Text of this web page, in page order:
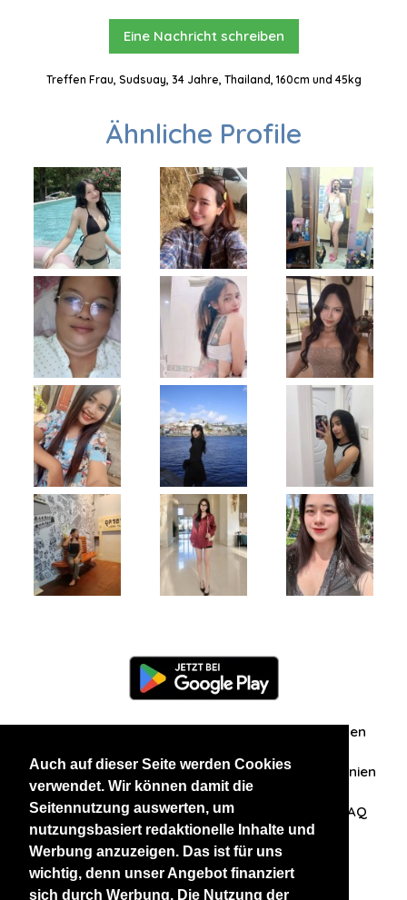
Auch auf dieser Seite werden Cookies
verwendet. Wir können damit die
Seitennutzung auswerten, um
nutzungsbasiert redaktionelle Inhalte und
Werbung anzuzeigen. Das ist für uns
wichtig, denn unser Angebot finanziert
sich durch Werbung. Die Nutzung der
Eine Nachricht schreiben
Treffen Frau, Sudsuay, 34 Jahre, Thailand, 160cm und 45kg
Ähnliche Profile
Zuschriften/Erfahrungen
Datenschutzerklärung AGB Datenschutzrichtlinien
Nehmen Sie Kontakt mit uns auf FAQ
Unsere anderen Websites